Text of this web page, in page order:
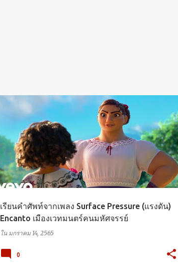
เรียนคำศัพท์จากเพลง Surface Pressure (แรงดัน)
Encanto เมืองเวทมนตร์คนมหัศจรรย์
ใน มกราคม 14, 2565
DISNEY EDUCATION VOCABULARY
0